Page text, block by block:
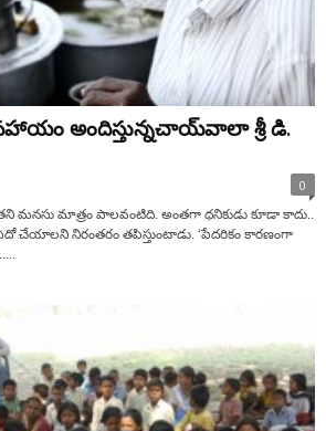
అందిస్తున్నచాయ్‌వాలా శ్రీ డి.
0
మాత్రం పాలవంటిది. అంతగా ధనికుడు కూడా కాదు..
నిరంతరం తపిస్తుంటాడు. ‘పేదరికం కారణంగా